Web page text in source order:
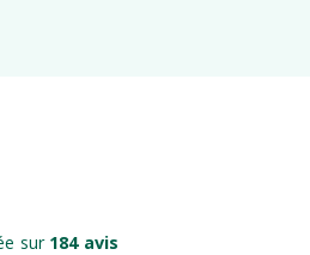
sur 184 avis